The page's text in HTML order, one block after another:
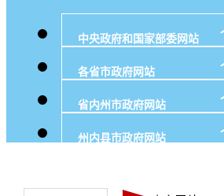
中央政府和国家部委网站
各省市政府网站
省内州市政府网站
州内县市政府网站